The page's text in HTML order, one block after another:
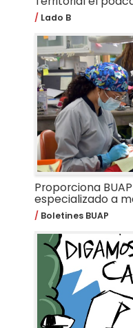
Lado B
Proporciona
especializado a
Boletines BUAP